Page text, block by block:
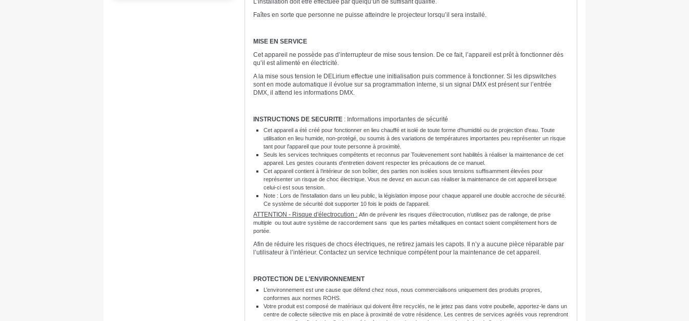
L’installation doit être effectuée par quelqu’un de suffisant qualifié.
Faîtes en sorte que personne ne puisse atteindre le projecteur lorsqu’il sera installé.
MISE EN SERVICE
Cet appareil ne possède pas d’interrupteur de mise sous tension. De ce fait, l’appareil est prêt à fonctionner dès
qu’il est alimenté en électricité.
A la mise sous tension le DELirium effectue une initialisation puis commence à fonctionner. Si les dipswitches
sont en mode automatique il évolue sur sa programmation interne, si un signal DMX est présent sur l’entrée
DMX, il attend les informations DMX.
INSTRUCTIONS DE SECURITE : Informations importantes de sécurité
Cet appareil a été créé pour fonctionner en lieu chauffé et isolé de toute forme d'humidité ou de projection d'eau. Toute
utilisation en lieu humide, non-protégé, ou soumis à des variations de températures importantes peu représenter un risque
tant pour l'appareil que pour toute personne à proximité.
Seuls les services techniques compétents et reconnus par Toulevenement sont habilités à réaliser la maintenance de cet
appareil. Les gestes courants d'entretien doivent respecter les précautions de ce manuel.
Cet appareil contient à l’intérieur de son boîtier, des parties non isolées sous tensions suffisamment élevées pour
représenter un risque de choc électrique. Vous ne devez en aucun cas réaliser la maintenance de cet appareil lorsque
celui-ci est sous tension.
Note : Lors de l’installation dans un lieu public, la législation impose pour chaque appareil une double accroche de sécurité.
Ce système de sécurité doit supporter 10 fois le poids de l’appareil.
ATTENTION - Risque d'électrocution : Afin de prévenir les risques d’électrocution, n’utilisez pas de rallonge, de prise
multiple ou tout autre système de raccordement sans que les parties métalliques en contact soient complètement hors de
portée.
Afin de réduire les risques de chocs électriques, ne retirez jamais les capots. Il n’y a aucune pièce réparable par
l’utilisateur à l’intérieur. Contactez un service technique compétent pour la maintenance de cet appareil.
PROTECTION DE L'ENVIRONNEMENT
L’environnement est une cause que défend chez nous, nous commercialisons uniquement des produits propres,
conformes aux normes ROHS.
Votre produit est composé de matériaux qui doivent être recyclés, ne le jetez pas dans votre poubelle, apportez-le dans un
centre de collecte sélective mis en place à proximité de votre résidence. Les centres de services agréés vous reprendront